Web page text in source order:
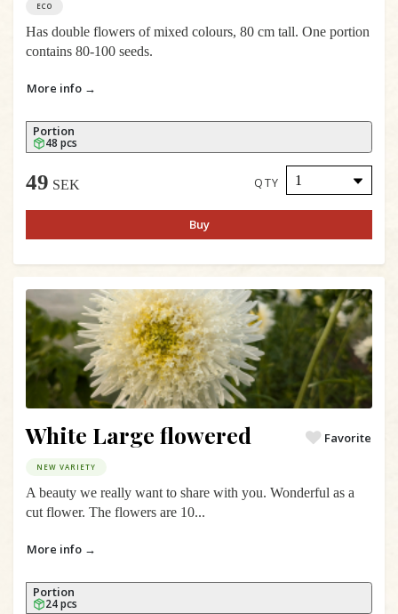
ECO
Has double flowers of mixed colours, 80 cm tall. One portion
contains 80-100 seeds.
More info →
Portion
48 pcs
49 SEK QTY
Buy
White Large flowered Favorite
NEW VARIETY
A beauty we really want to share with you. Wonderful as a
cut flower. The flowers are 10...
More info →
Portion
24 pcs